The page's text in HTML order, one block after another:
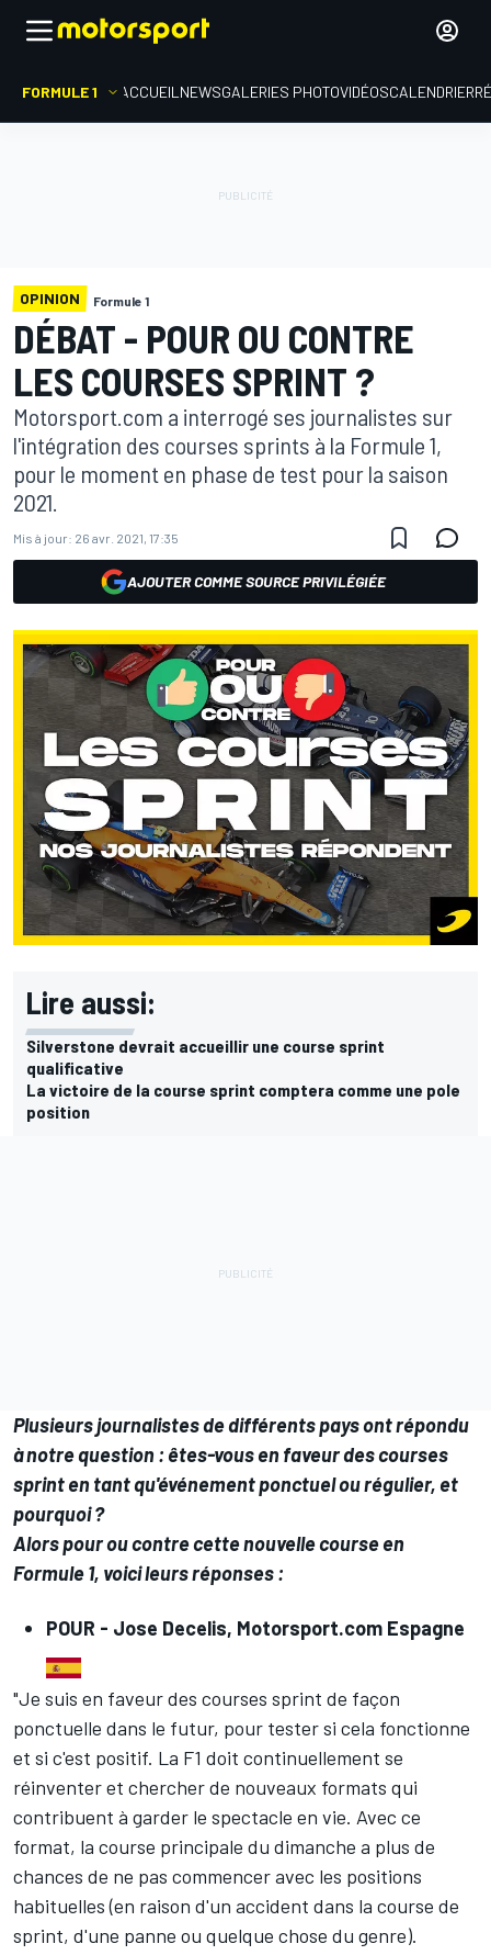
FORMULE 1 ACCUEIL NEWSGALERIES PHOTOVIDÉOSCALENDRIER
OPINION Formule 1
DÉBAT - POUR OU CONTRE
LES COURSES SPRINT ?
Motorsport.com a interrogé ses journalistes sur
l'intégration des courses sprints à la Formule 1,
pour le moment en phase de test pour la saison
2021.
Mis à jour: 26 avr. 2021, 17:35
AJOUTER COMME SOURCE PRIVILÉGIÉE
Lire aussi:
Silverstone devrait accueillir une course sprint
qualificative
La victoire de la course sprint comptera comme une pole
position
Plusieurs journalistes de différents pays ont répondu
à notre question : êtes-vous en faveur des courses
sprint en tant qu'événement ponctuel ou régulier, et
pourquoi ?
Alors pour ou contre cette nouvelle course en
Formule 1, voici leurs réponses :
POUR - Jose Decelis, Motorsport.com Espagne
"Je suis en faveur des courses sprint de façon
ponctuelle dans le futur, pour tester si cela fonctionne
et si c'est positif. La F1 doit continuellement se
réinventer et chercher de nouveaux formats qui
contribuent à garder le spectacle en vie. Avec ce
format, la course principale du dimanche a plus de
chances de ne pas commencer avec les positions
habituelles (en raison d'un accident dans la course de
sprint, d'une panne ou quelque chose du genre).